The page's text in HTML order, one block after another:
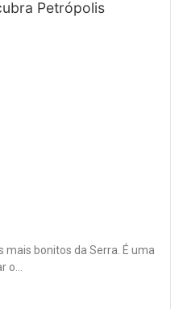
mais bonitos da Serra. É uma
o...